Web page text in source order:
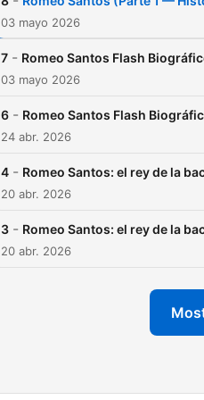
03 mayo 2026
7 - Romeo Santos Flash
03 mayo 2026
6 - Romeo Santos Flash
24 abr. 2026
4 - Romeo Santos: el rey de la
20 abr. 2026
3 - Romeo Santos: el rey de la
20 abr. 2026